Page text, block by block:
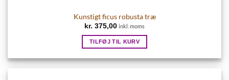
Kunstigt ficus robusta træ
kr. 375,00 inkl. moms
TILFØJ TIL KURV